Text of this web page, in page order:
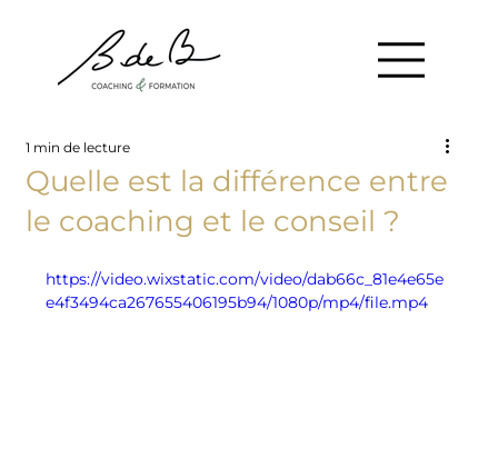
Quelle est la différence entre
le coaching et le conseil ?
1 min de lecture
https://video.wixstatic.com/video/dab66c_81e4e65e
e4f3494ca267655406195b94/1080p/mp4/file.mp4